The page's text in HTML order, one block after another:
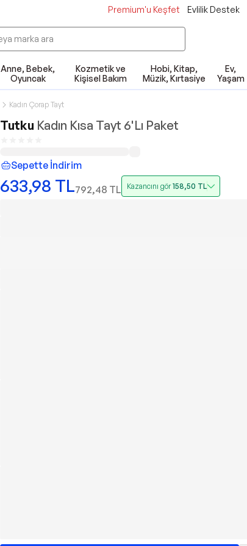
Premium'u Keşfet Evlilik Destek
Anne, Bebek,
Oyuncak
Kozmetik ve
Kişisel Bakım
Hobi, Kitap,
Müzik, Kırtasiye
Ev,
Yaşam
Kadın Çorap Tayt
Tutku Kadın Kısa Tayt 6'Lı Paket
Sepette İndirim
633,98 TL792,48 TL Kazancını gör158,50 TL